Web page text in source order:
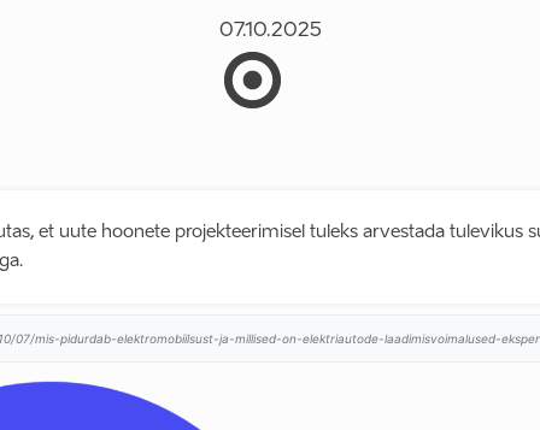
07.10.2025
et uute hoonete projekteerimisel tuleks arvestada tulevikus
07/mis-pidurdab-elektromobiilsust-ja-millised-on-elektriautode-laadimisvoimalused-